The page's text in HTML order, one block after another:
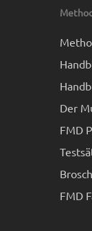
Der
FMD
FMD